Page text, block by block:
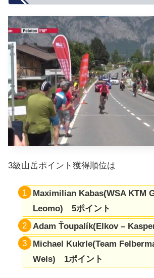
3級山岳ポイント獲得順位は
Maximilian Kabas(WSA KTM
Leomo) 5ポイント
Adam Ťoupalík(Elkov –
Michael Kukrle(Team
Wels) 1ポイント